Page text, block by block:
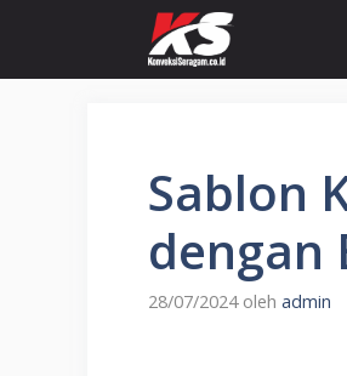
isi
Sablon
dengan
28/07/2024 oleh admin